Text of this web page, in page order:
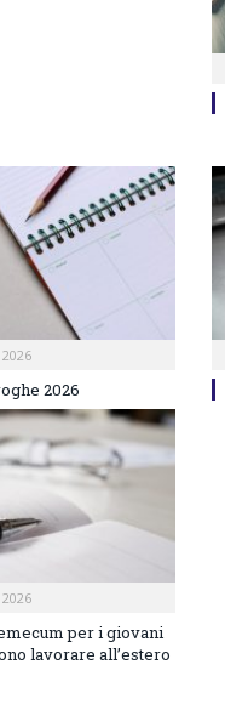
2026
per i giovani
lavorare all’estero